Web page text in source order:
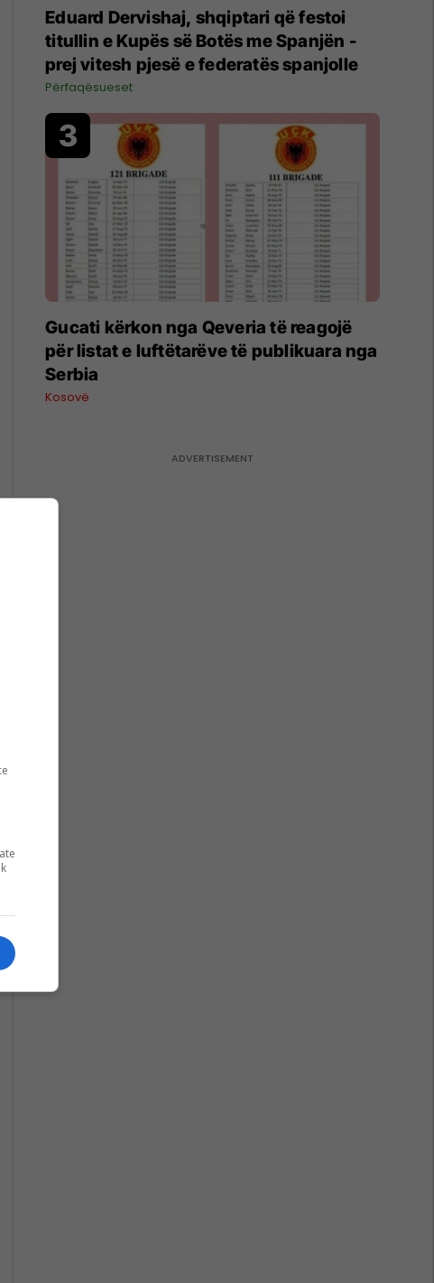
Eduard Dervishaj, shqiptari që festoi
titullin e Kupës së Botës me Spanjën -
prej vitesh pjesë e federatës spanjolle
Përfaqësueset
Gucati kërkon nga Qeveria të reagojë
për listat e luftëtarëve të publikuara nga
Serbia
Kosovë